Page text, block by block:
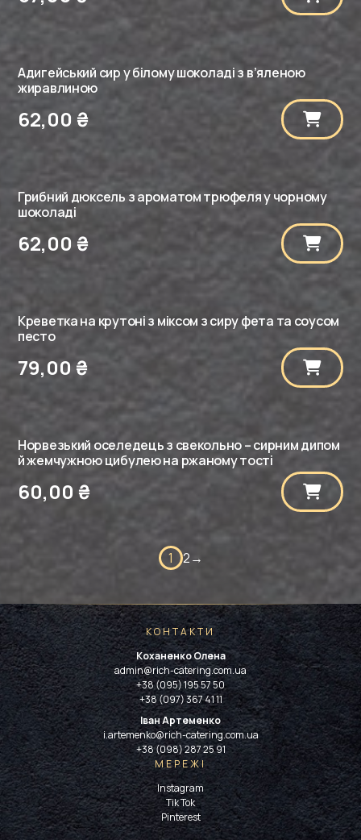
Адигейський сир у білому шоколаді з в’яленою
жиравлиною
62,00 ₴
Грибний дюксель з ароматом трюфеля у чорному
шоколаді
62,00 ₴
Креветка на крутоні з міксом з сиру фета та соусом
песто
79,00₴
Норвезький оселедець з свекольно – сирним дипом
й жемчужною цибулею на ржаному тості
60,00 ₴
1 2→
КОНТАКТИ
Коханенко Олена
admin@rich-catering.com.ua
+38 (095) 195 57 50
+38 (097) 367 41 11
Іван Артеменко
i.artemenko@rich-catering.com.ua
+38 (098) 287 25 91
МЕРЕЖІ
Instagram
Tik Tok
Pinterest